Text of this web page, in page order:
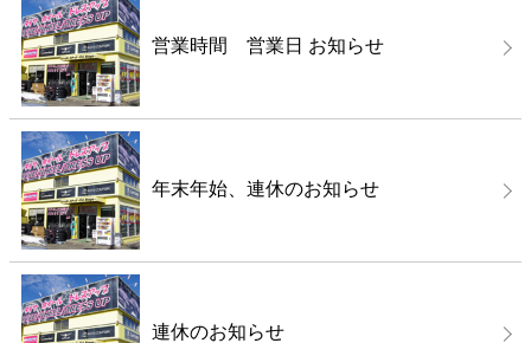
営業時間 営業日 お知らせ
年末年始、連休のお知らせ
連休のお知らせ